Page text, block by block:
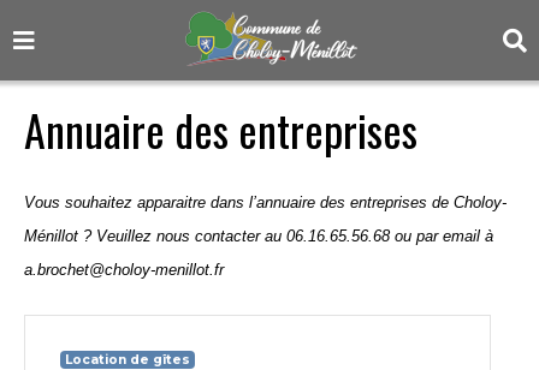
Annuaire des entreprises
Vous souhaitez apparaitre dans l’annuaire des entreprises de Choloy-
Ménillot ? Veuillez nous contacter au 06.16.65.56.68 ou par email à
a.brochet@choloy-menillot.fr
Location de gîtes